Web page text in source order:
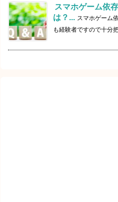
スマホゲーム依
は？... スマホゲーム
も経験者ですので十分